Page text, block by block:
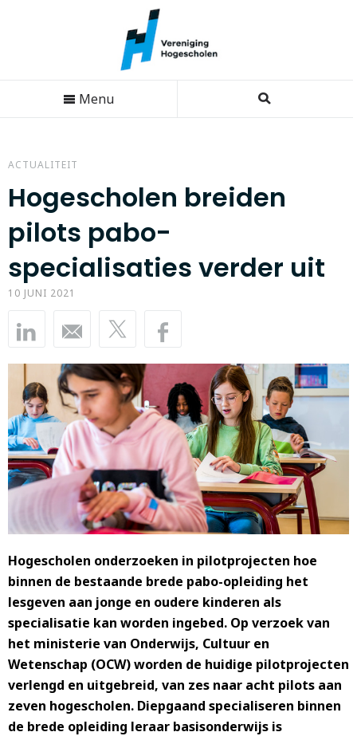
Menu
ACTUALITEIT
Hogescholen breiden
pilots pabo-
specialisaties verder uit
10 JUNI 2021
Hogescholen onderzoeken in pilotprojecten hoe
binnen de bestaande brede pabo-opleiding het
lesgeven aan jonge en oudere kinderen als
specialisatie kan worden ingebed. Op verzoek van
het ministerie van Onderwijs, Cultuur en
Wetenschap (OCW) worden de huidige pilotprojecten
verlengd en uitgebreid, van zes naar acht pilots aan
zeven hogescholen. Diepgaand specialiseren binnen
de brede opleiding leraar basisonderwijs is